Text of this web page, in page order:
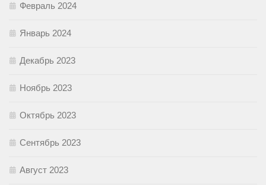
Февраль 2024
Январь 2024
Декабрь 2023
Ноябрь 2023
Октябрь 2023
Сентябрь 2023
Август 2023